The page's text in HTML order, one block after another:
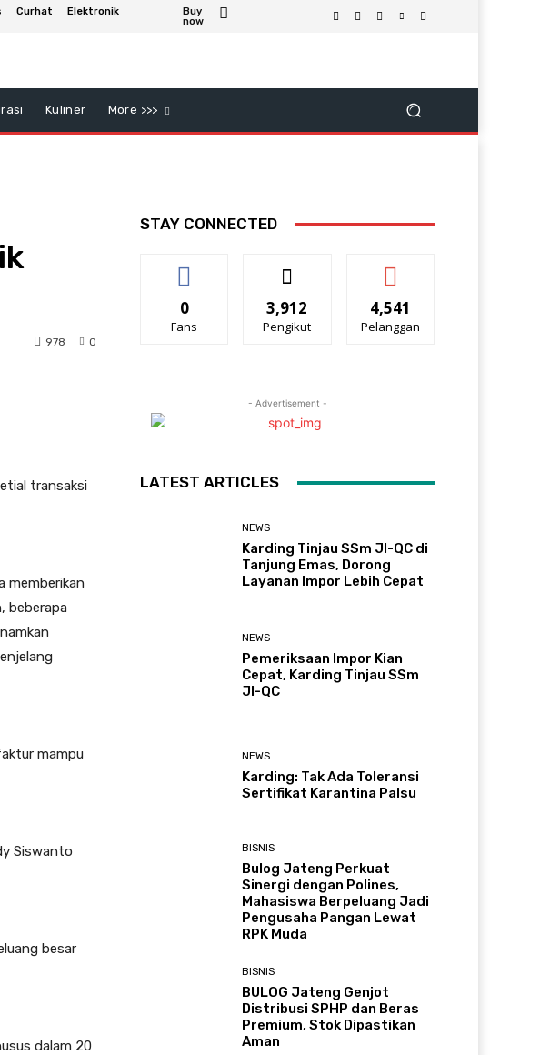
Curhat
Elektronik
Buy
now
Kuliner More >>>
0
978
transaksi
memberikan
beberapa
mampu
Siswanto
besar
dalam 20
STAY CONNECTED
0
Fans
3,912
Pengikut
4,541
Pelanggan
- Advertisement -
LATEST ARTICLES
NEWS
Karding Tinjau SSm JI-QC di
Tanjung Emas, Dorong
Layanan Impor Lebih Cepat
NEWS
Pemeriksaan Impor Kian
Cepat, Karding Tinjau SSm
JI-QC
NEWS
Karding: Tak Ada Toleransi
Sertifikat Karantina Palsu
BISNIS
Bulog Jateng Perkuat
Sinergi dengan Polines,
Mahasiswa Berpeluang Jadi
Pengusaha Pangan Lewat
RPK Muda
BISNIS
BULOG Jateng Genjot
Distribusi SPHP dan Beras
Premium, Stok Dipastikan
Aman